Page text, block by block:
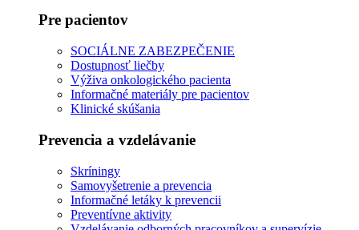
Pre pacientov
SOCIÁLNE ZABEZPEČENIE
Dostupnosť liečby
Výživa onkologického pacienta
Informačné materiály pre pacientov
Klinické skúšania
Prevencia a vzdelávanie
Skríningy
Samovyšetrenie a prevencia
Informačné letáky k prevencii
Preventívne aktivity